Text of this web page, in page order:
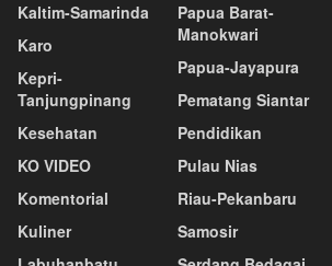
Kaltim-Samarinda
Karo
Kepri-
Tanjungpinang
Kesehatan
KO VIDEO
Komentorial
Kuliner
Papua Barat-
Manokwari
Papua-Jayapura
Pematang Siantar
Pendidikan
Pulau Nias
Riau-Pekanbaru
Samosir